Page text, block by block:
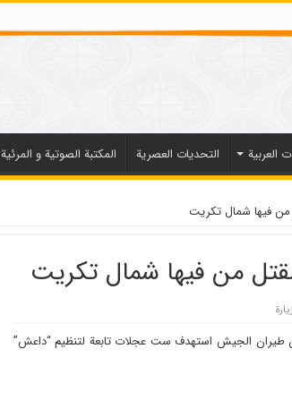
العربیة التحديات العصرية المكتبة الصوتية و المرئية
فيها شمال تكريت
من فيها شمال تكريت
طيران الجيش استهدف ست عجلات تابعة لتنظيم “داعش”